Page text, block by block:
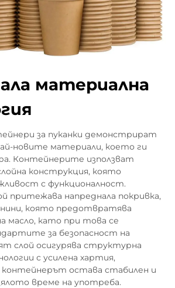
материална
за пуканки демонстрират
новите материали, което ги
Контейнерите използват
конструкция, която
с функционалност.
притежава напреднала покривка,
която предотвратява
масло, като при това се
за безопасност на
слой осигурява структурна
с усилена хартия,
остава стабилен и
време на употреба.